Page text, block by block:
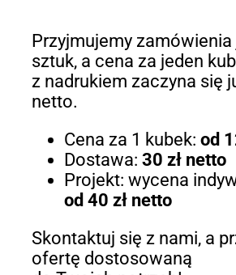
Przyjmujemy zamówienia
sztuk, a cena za jeden
z nadrukiem zaczyna się
netto.
Cena za 1 kubek: od
Dostawa: 30 zł netto
Projekt: wycena
od 40 zł netto
Skontaktuj się z nami, a
ofertę dostosowaną